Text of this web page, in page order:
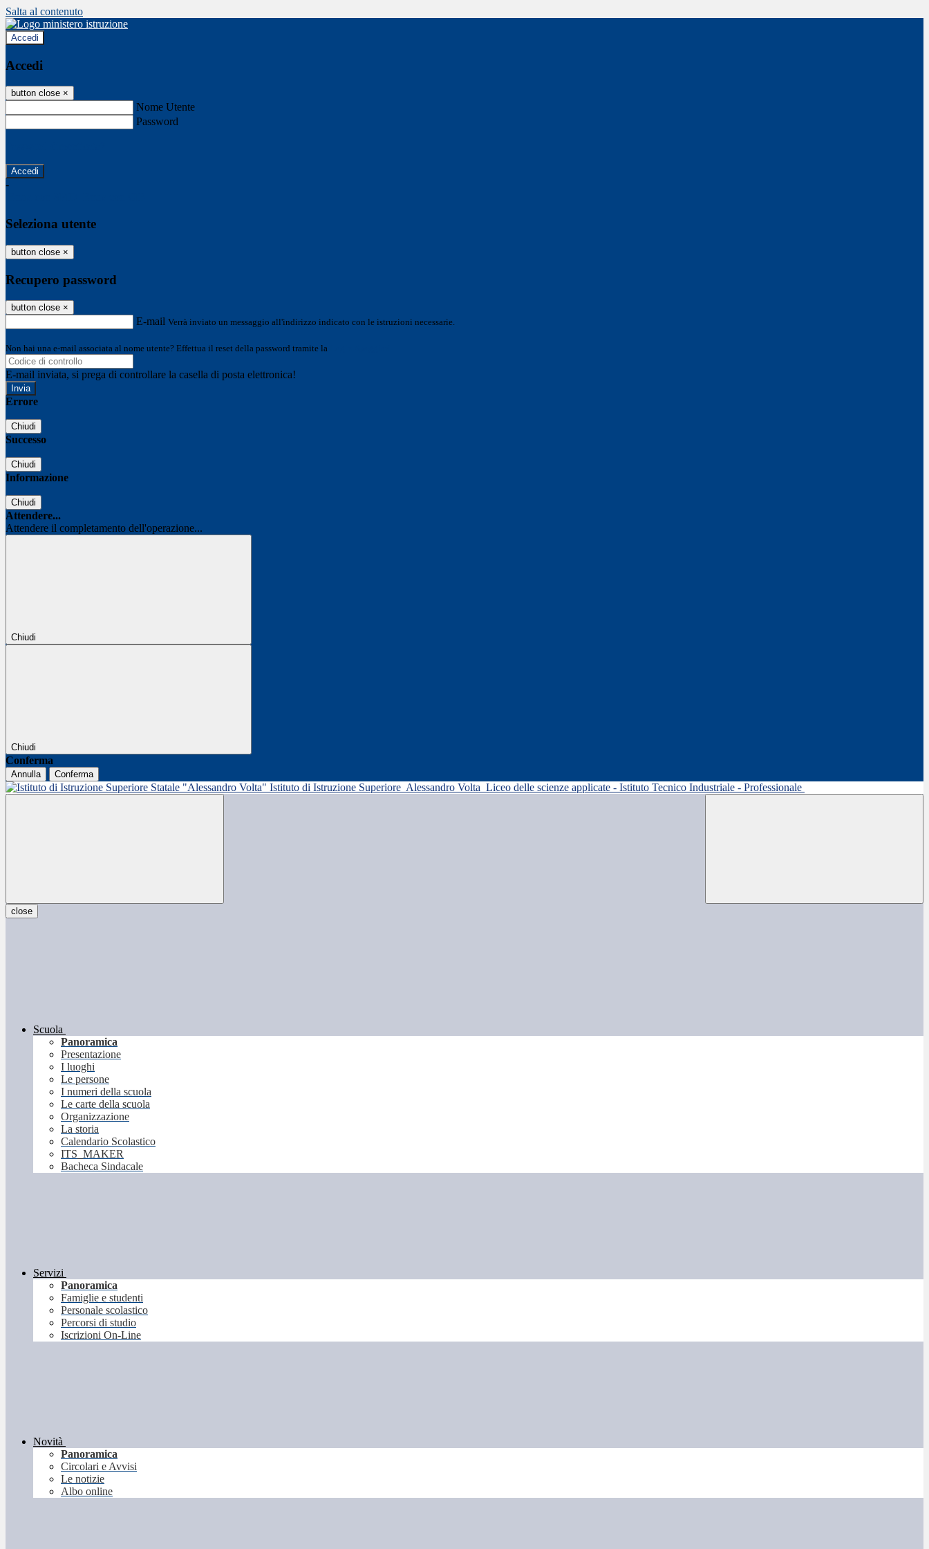
Salta al contenuto
Accedi
Accedi
button close ×
Nome Utente
Password
-
Seleziona utente
button close ×
Recupero password
button close ×
E-mail Verrà inviato un messaggio all'indirizzo indicato con le istruzioni necessarie.
Non hai una e-mail associata al nome utente? Effettua il reset della password tramite la
E-mail inviata, si prega di controllare la casella di posta elettronica!
Errore
Chiudi
Successo
Chiudi
Informazione
Chiudi
Attendere...
Attendere il completamento dell'operazione...
Chiudi
Chiudi
Conferma
Annulla Conferma
Istituto di Istruzione Superiore Alessandro Volta Liceo delle scienze applicate - Istituto Tecnico Industriale - Professionale
close
Scuola
Panoramica
Presentazione
I luoghi
Le persone
I numeri della scuola
Le carte della scuola
Organizzazione
La storia
Calendario Scolastico
ITS_MAKER
Bacheca Sindacale
Servizi
Panoramica
Famiglie e studenti
Personale scolastico
Percorsi di studio
Iscrizioni On-Line
Novità
Panoramica
Circolari e Avvisi
Le notizie
Albo online